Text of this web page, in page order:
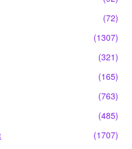
(72)
(1307)
(321)
(165)
(763)
(485)
(1707)